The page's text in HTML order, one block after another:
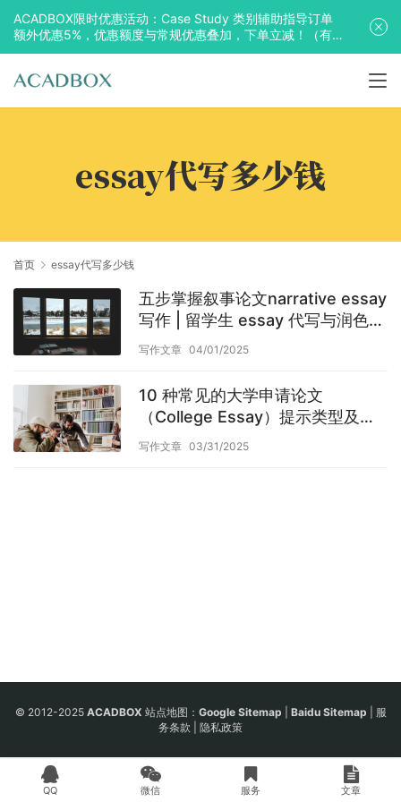
essay代写多少钱
首页 essay代写多少钱
五步掌握叙事论文narrative essay
写作 | 留学生 essay 代写与润色指
南
写作文章 04/01/2025
10 种常见的大学申请论文
（College Essay）提示类型及应
对策略
写作文章 03/31/2025
© 2012-2025 ACADBOX 站点地图： Google Sitemap Baidu Sitemap
服
务条款
隐私政策
QQ 微信 服务 文章
ACADBOX限时优惠活动：Case Study 类别辅助指导订单
额外优惠5%，优惠额度与常规优惠叠加，下单立减！（有
效期至2025年10月31日）